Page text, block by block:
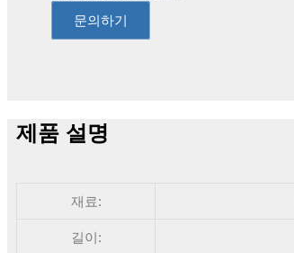
문의하기
제품 설명
재료:
길이: